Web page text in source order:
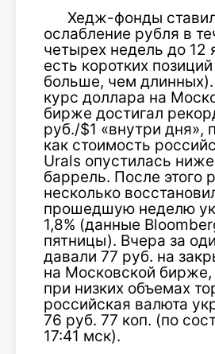
Хедж-фонды
ослабление рубля в
четырех недель до 12
есть коротких
больше, чем
курс доллара на
бирже достигал
руб./$1 «внутри дня»,
как стоимость
Urals опустилась
баррель. После этого
несколько
прошедшую неделю
1,8% (данные
пятницы). Вчера за
давали 77 руб. на
на Московской бирже,
при низких объемах
российская валюта
76 руб. 77 коп. (по
17:41 мск).